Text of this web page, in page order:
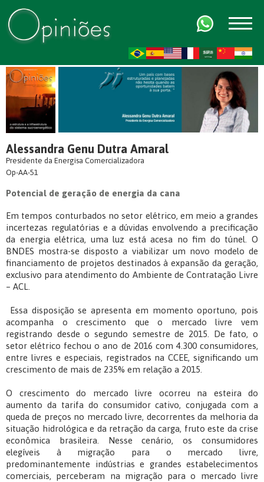
Alessandra Genu Dutra Amaral
Presidente da Energisa Comercializadora
Op-AA-51
Potencial de geração de energia da cana
Em tempos conturbados no setor elétrico, em meio a grandes
incertezas regulatórias e a dúvidas envolvendo a precificação
da energia elétrica, uma luz está acesa no fim do túnel. O
BNDES mostra-se disposto a viabilizar um novo modelo de
financiamento de projetos destinados à expansão da geração,
exclusivo para atendimento do Ambiente de Contratação Livre
– ACL.
Essa disposição se apresenta em momento oportuno, pois
acompanha o crescimento que o mercado livre vem
registrando desde o segundo semestre de 2015. De fato, o
setor elétrico fechou o ano de 2016 com 4.300 consumidores,
entre livres e especiais, registrados na CCEE, significando um
crescimento de mais de 235% em relação a 2015.
O crescimento do mercado livre ocorreu na esteira do
aumento da tarifa do consumidor cativo, conjugada com a
queda de preços no mercado livre, decorrentes da melhoria da
situação hidrológica e da retração da carga, fruto este da crise
econômica brasileira. Nesse cenário, os consumidores
elegíveis à migração para o mercado livre,
predominantemente indústrias e grandes estabelecimentos
comerciais, perceberam na migração para o mercado livre